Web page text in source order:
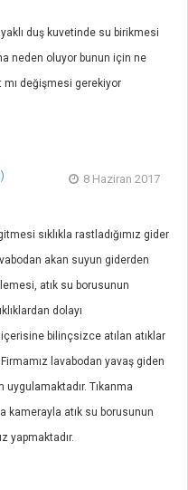
duş kuvetinde su birikmesi
neden oluyor bunun için ne
değişmesi gerekiyor
8 Haziran 2017
sıklıkla rastladığımız gider
akan suyun giderden
atık su borusunun
dolayı
bilinçsizce atılan atıklar
lavabodan yavaş giden
Tıkanma
kamerayla atık su borusunun
yapmaktadır.